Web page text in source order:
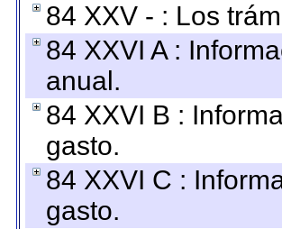
84 XXV - : Los
84 XXVI A :
anual.
84 XXVI B :
gasto.
84 XXVI C :
gasto.